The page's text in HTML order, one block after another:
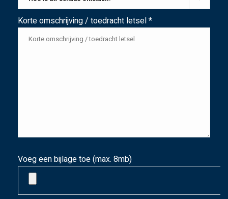
Korte omschrijving / toedracht letsel *
Voeg een bijlage toe (max. 8mb)